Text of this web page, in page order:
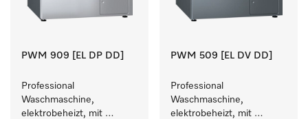
PWM 909 [EL DP DD]
Professional
Waschmaschine,
elektrobeheizt, mit
PWM 509 [EL DV DD]
Professional
Waschmaschine,
elektrobeheizt, mit